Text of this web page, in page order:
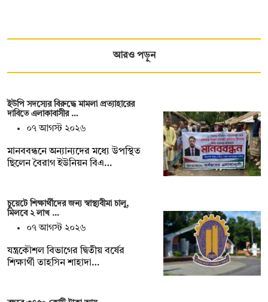
আরও পড়ুন
ইউপি সদস্যের বিরুদ্ধে মামলা প্রত্যাহারের
দাবিতে এলাকাবাসীর …
০৭ আগস্ট ২০২৬
মানববন্ধনে অন্যান্যদের মধ্যে উপস্থিত
ছিলেন বৈরাগ ইউনিয়ন বিএ…
চুয়েটে শিক্ষার্থীদের জন্য স্বাস্থ্যবীমা চালু,
মিলবে ২ লাখ …
০৭ আগস্ট ২০২৬
যন্ত্রকৌশল বিভাগের দ্বিতীয় বর্ষের
শিক্ষার্থী তাহসিন শাহাদা…